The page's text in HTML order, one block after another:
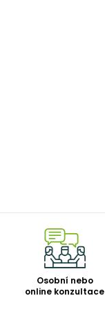
Osobní nebo
online konzultace